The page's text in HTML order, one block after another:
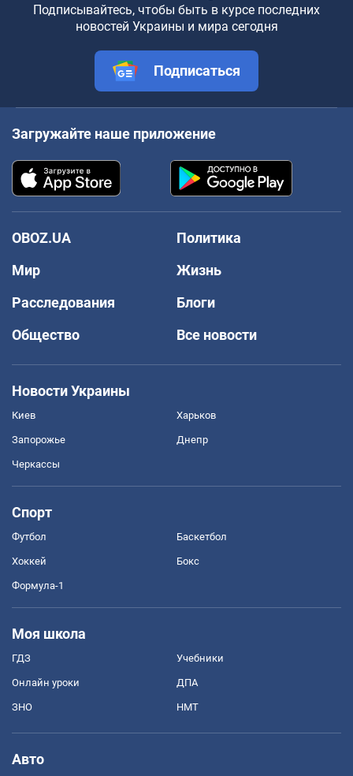
Подписывайтесь, чтобы быть в курсе последних
новостей Украины и мира сегодня
Подписаться
Загружайте наше приложение
OBOZ.UA
Политика
Мир
Жизнь
Расследования
Блоги
Общество
Все новости
Новости Украины
Киев Харьков
Запорожье Днепр
Черкассы
Спорт
Футбол Баскетбол
Хоккей Бокс
Формула-1
Моя школа
ГДЗ Учебники
Онлайн уроки ДПА
ЗНО НМТ
Авто